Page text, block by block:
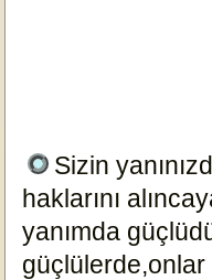
Sizin
haklarını
yanımda
güçlülerde,onlar